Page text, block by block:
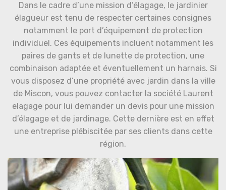
Dans le cadre d’une mission d’élagage, le jardinier
élagueur est tenu de respecter certaines consignes
notamment le port d’équipement de protection
individuel. Ces équipements incluent notamment les
paires de gants et de lunette de protection, une
combinaison adaptée et éventuellement un harnais. Si
vous disposez d’une propriété avec jardin dans la ville
de Miscon, vous pouvez contacter la société Laurent
elagage pour lui demander un devis pour une mission
d’élagage et de jardinage. Cette dernière est en effet
une entreprise plébiscitée par ses clients dans cette
région.